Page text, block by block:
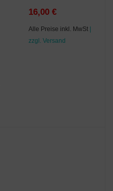
16,00 €
Alle Preise inkl. MwSt |
zzgl. Versand